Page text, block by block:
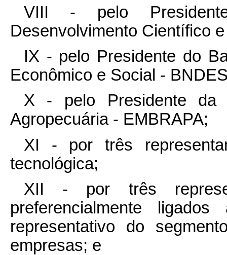
VIII - pelo
Desenvolvimento Científico
IX - pelo Presidente do
Econômico e Social -
X - pelo Presidente da
Agropecuária - EMBRAPA;
XI - por três
tecnológica;
XII - por três
preferencialmente
representativo do
empresas; e